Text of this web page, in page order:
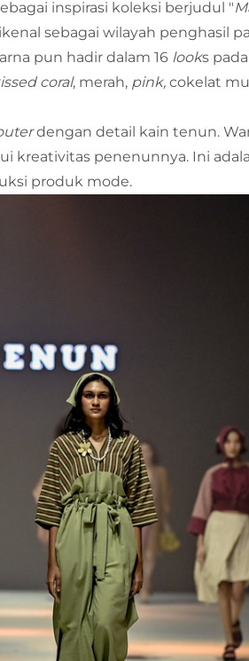
inspirasi koleksi berjudul "
sebagai wilayah penghasil
pun hadir dalam 16 looks
coral, merah, pink, cokelat
dengan detail kain tenun.
kreativitas penenunnya. Ini
produk mode.